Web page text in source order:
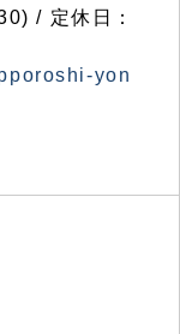
/ 定休日：
yon